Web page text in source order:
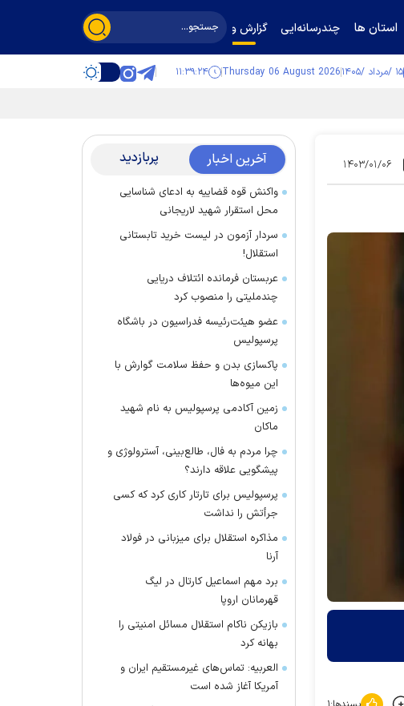
استان ها چندرسانه‌ایی گزارش و گفت‌وگو
۱۵ /مرداد /۱۴۰۵ Thursday 06 August 2026 ۱۱:۳۹:۲۵
۱۴۰۳/۰۱/۰۶ آخرین اخبار پربازدید
واکنش قوه قضاییه به ادعای شناسایی
محل استقرار شهید لاریجانی
سردار آزمون در لیست خرید تابستانی
استقلال!
عربستان فرمانده ائتلاف دریایی
چندملیتی را منصوب کرد
عضو هیئت‌رئیسه فدراسیون در باشگاه
پرسپولیس
پاکسازی بدن و حفظ سلامت گوارش با
این میوه‌ها
زمین آکادمی پرسپولیس به نام شهید
ماکان
چرا مردم به فال، طالع‌بینی، آسترولوژی و
پیشگویی علاقه دارند؟
پرسپولیس برای تارتار کاری کرد که کسی
جرأتش را نداشت
مذاکره استقلال برای میزبانی در فولاد
آرنا
برد مهم اسماعیل کارتال در لیگ
قهرمانان اروپا
بازیکن ناکام استقلال مسائل امنیتی را
بهانه کرد
العربیه: تماس‌های غیرمستقیم ایران و
آمریکا آغاز شده است